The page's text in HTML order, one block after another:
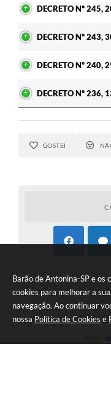
Barão de Antonina-SP e os
cookies para melhorar a
navegação. Ao continuar
nossa Política de Cookies e
DECRETO Nº 245,
DECRETO Nº 243,
DECRETO Nº 240,
DECRETO Nº 236,
GOSTEI